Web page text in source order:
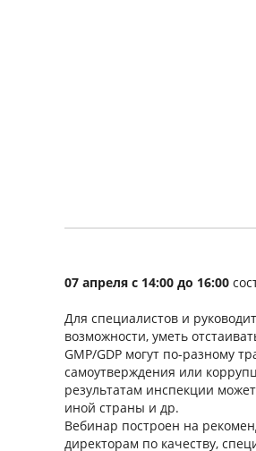
07 апреля с 14:00 до 16:00
Для специалистов и
возможности, уметь
GMP/GDP могут по-разному
самоутверждения или
результатам инспекции
иной страны и др.
Вебинар построен на
директорам по качеству,